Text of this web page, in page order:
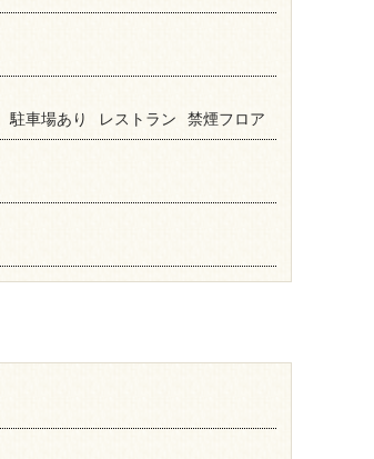
駐車場あり レストラン 禁煙フロア